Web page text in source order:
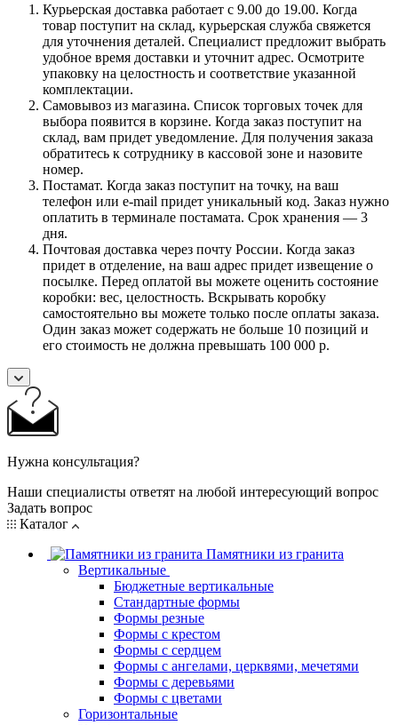
Курьерская доставка работает с 9.00 до 19.00. Когда
товар поступит на склад, курьерская служба свяжется
для уточнения деталей. Специалист предложит выбрать
удобное время доставки и уточнит адрес. Осмотрите
упаковку на целостность и соответствие указанной
комплектации.
Самовывоз из магазина. Список торговых точек для
выбора появится в корзине. Когда заказ поступит на
склад, вам придет уведомление. Для получения заказа
обратитесь к сотруднику в кассовой зоне и назовите
номер.
Постамат. Когда заказ поступит на точку, на ваш
телефон или e-mail придет уникальный код. Заказ нужно
оплатить в терминале постамата. Срок хранения — 3
дня.
Почтовая доставка через почту России. Когда заказ
придет в отделение, на ваш адрес придет извещение о
посылке. Перед оплатой вы можете оценить состояние
коробки: вес, целостность. Вскрывать коробку
самостоятельно вы можете только после оплаты заказа.
Один заказ может содержать не больше 10 позиций и
его стоимость не должна превышать 100 000 р.
Нужна консультация?
Наши специалисты ответят на любой интересующий вопрос
Задать вопрос
Каталог
Памятники из гранита
Вертикальные
Бюджетные вертикальные
Стандартные формы
Формы резные
Формы с крестом
Формы с сердцем
Формы с ангелами, церквями, мечетями
Формы с деревьями
Формы с цветами
Горизонтальные